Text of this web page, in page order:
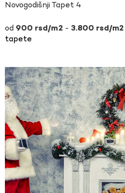
Novogodišnji Tapet 4
900 rsd - 3.800 rsd
tapete